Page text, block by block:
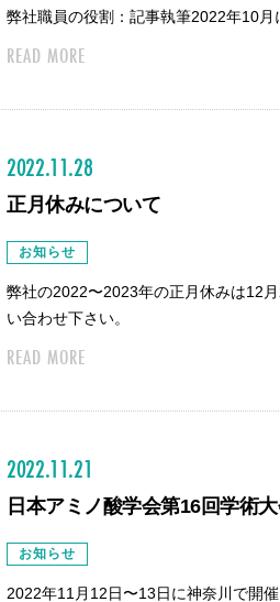
弊社職員の役割：記事執筆2022年10
READ MORE
2022.11.28
正月休みについて
お知らせ
弊社の2022〜2023年の正月休みは12
い合わせ下さい。
READ MORE
2022.11.21
日本アミノ酸学会第16回学術
お知らせ
2022年11月12日〜13日に神奈川で開